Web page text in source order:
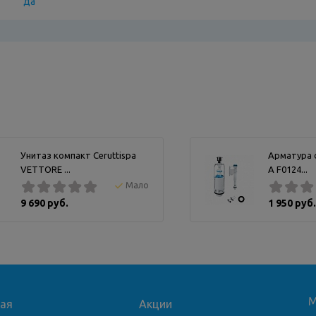
Унитаз компакт Ceruttispa
VETTORE ...
Мало
9 690 руб.
Арматура
А F0124...
1 950 руб.
Акции